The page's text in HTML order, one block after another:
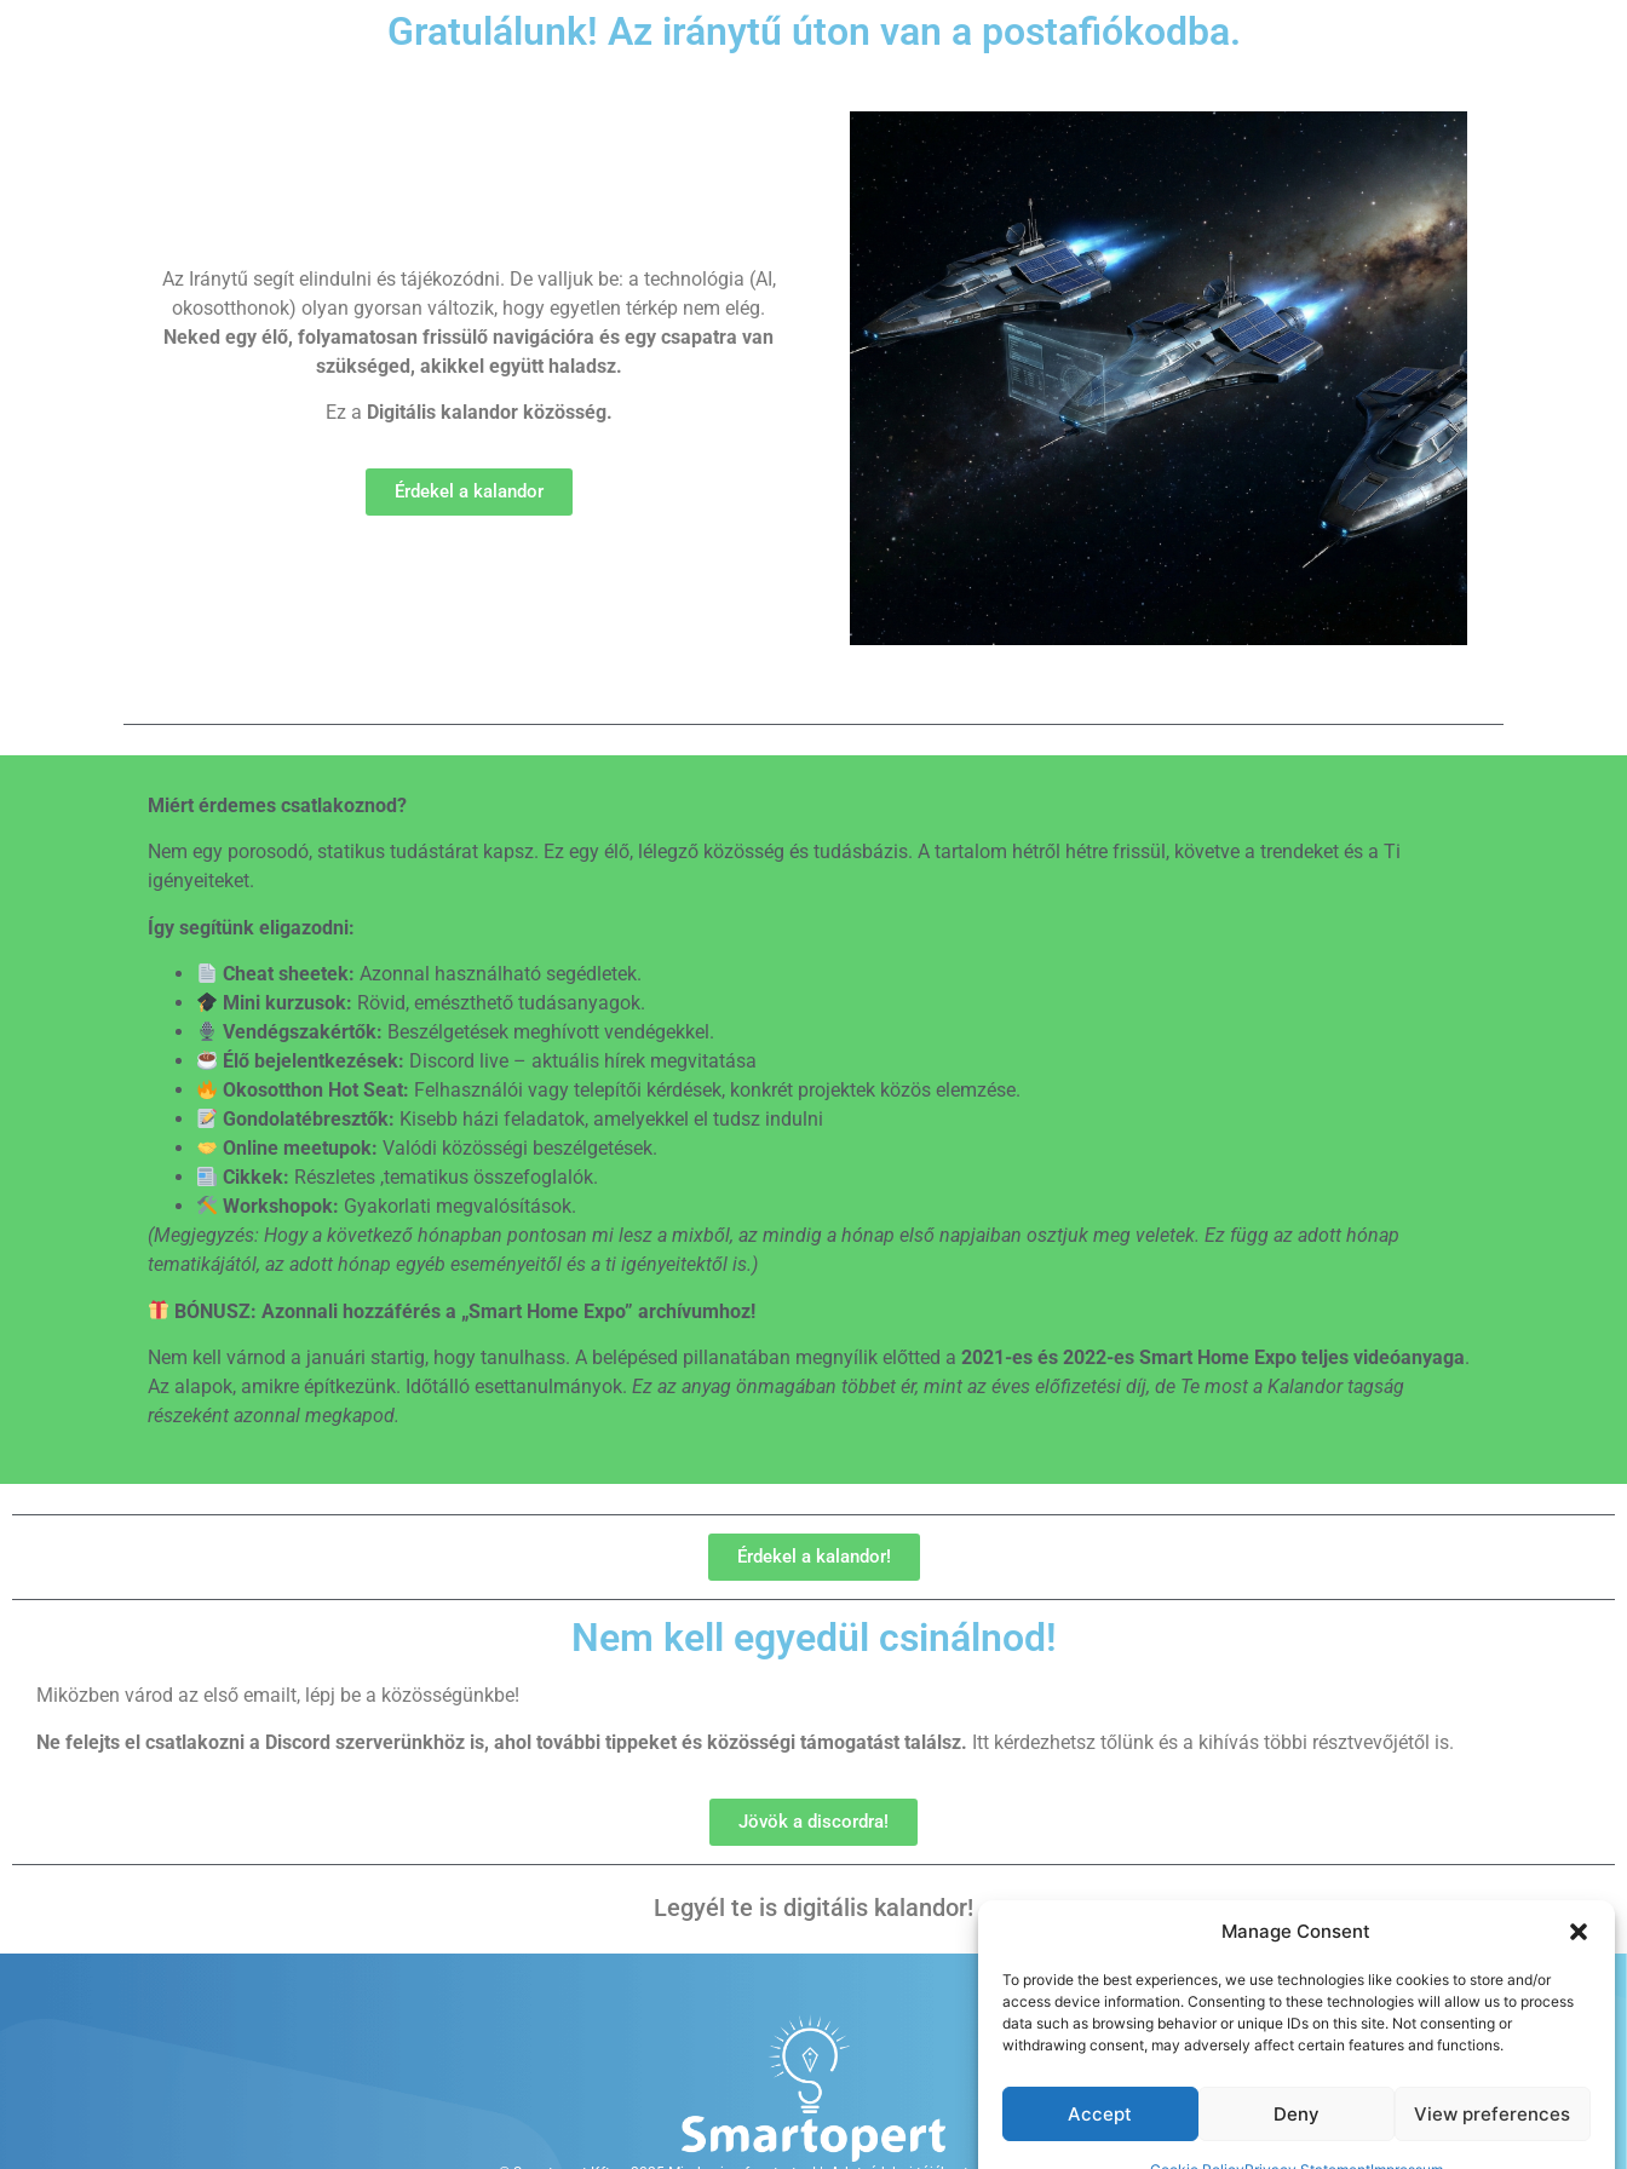
Manage Consent
To provide the best experiences, we use technologies like cookies to store and/or
access device information. Consenting to these technologies will allow us to process
data such as browsing behavior or unique IDs on this site. Not consenting or
withdrawing consent, may adversely affect certain features and functions.
Accept Deny View preferences
Gratulálunk! Az iránytű úton van a postafiókodba.
Az Iránytű segít elindulni és tájékozódni. De valljuk be: a technológia (AI,
okosotthonok) olyan gyorsan változik, hogy egyetlen térkép nem elég.
Neked egy élő, folyamatosan frissülő navigációra és egy csapatra van
szükséged, akikkel együtt haladsz.
Ez a Digitális kalandor közösség.
Érdekel a kalandor
Miért érdemes csatlakoznod?
Nem egy porosodó, statikus tudástárat kapsz. Ez egy élő, lélegző közösség és tudásbázis. A tartalom hétről hétre frissül, követve a trendeket és a Ti
igényeiteket.
Így segítünk eligazodni:
Cheat sheetek: Azonnal használható segédletek.
Mini kurzusok: Rövid, emészthető tudásanyagok.
Vendégszakértők: Beszélgetések meghívott vendégekkel.
Élő bejelentkezések: Discord live – aktuális hírek megvitatása
Okosotthon Hot Seat: Felhasználói vagy telepítői kérdések, konkrét projektek közös elemzése.
Gondolatébresztők: Kisebb házi feladatok, amelyekkel el tudsz indulni
Online meetupok: Valódi közösségi beszélgetések.
Cikkek: Részletes ,tematikus összefoglalók.
Workshopok: Gyakorlati megvalósítások.
(Megjegyzés: Hogy a következő hónapban pontosan mi lesz a mixből, az mindig a hónap első napjaiban osztjuk meg veletek. Ez függ az adott hónap
tematikájától, az adott hónap egyéb eseményeitől és a ti igényeitektől is.)
BÓNUSZ: Azonnali hozzáférés a „Smart Home Expo” archívumhoz!
Nem kell várnod a januári startig, hogy tanulhass. A belépésed pillanatában megnyílik előtted a 2021-es és 2022-es Smart Home Expo teljes videóanyaga.
Az alapok, amikre építkezünk. Időtálló esettanulmányok. Ez az anyag önmagában többet ér, mint az éves előfizetési díj, de Te most a Kalandor tagság
részeként azonnal megkapod.
Érdekel a kalandor!
Nem kell egyedül csinálnod!
Miközben várod az első emailt, lépj be a közösségünkbe!
Ne felejts el csatlakozni a Discord szerverünkhöz is, ahol további tippeket és közösségi támogatást találsz. Itt kérdezhetsz tőlünk és a kihívás többi résztvevőjétől is.
Jövök a discordra!
Legyél te is digitális kalandor!